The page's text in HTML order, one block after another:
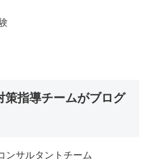
策指導チームがブログ
ンサルタントチーム